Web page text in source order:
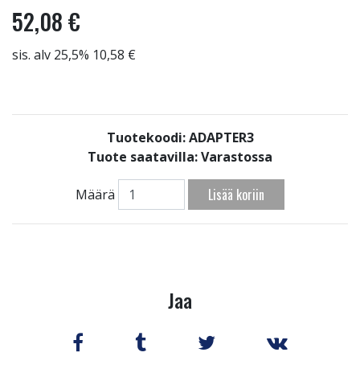
52,08 €
sis. alv 25,5% 10,58 €
Tuotekoodi: ADAPTER3
Tuote saatavilla:Varastossa
Määrä Lisää koriin
Jaa